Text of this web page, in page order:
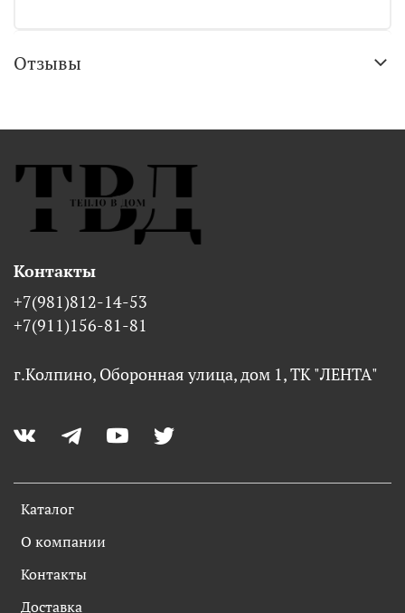
Отзывы
Каталог
О компании
Контакты
Доставка
Контакты
+7(981)812-14-53
+7(911)156-81-81
г.Колпино, Оборонная улица, дом 1, ТК "ЛЕНТА"